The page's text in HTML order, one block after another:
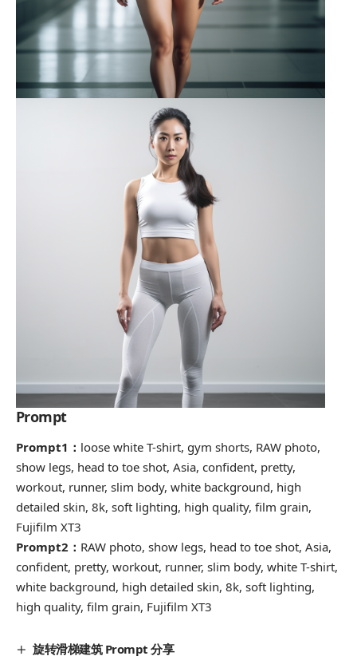
Prompt
Prompt1： loose white T-shirt, gym shorts, RAW photo,
show legs, head to toe shot, Asia, confident, pretty,
workout, runner, slim body, white background, high
detailed skin, 8k, soft lighting, high quality, film grain,
Fujifilm XT3
Prompt2： RAW photo, show legs, head to toe shot, Asia,
confident, pretty, workout, runner, slim body, white T-shirt,
white background, high detailed skin, 8k, soft lighting,
high quality, film grain, Fujifilm XT3
旋转滑梯建筑 Prompt 分享